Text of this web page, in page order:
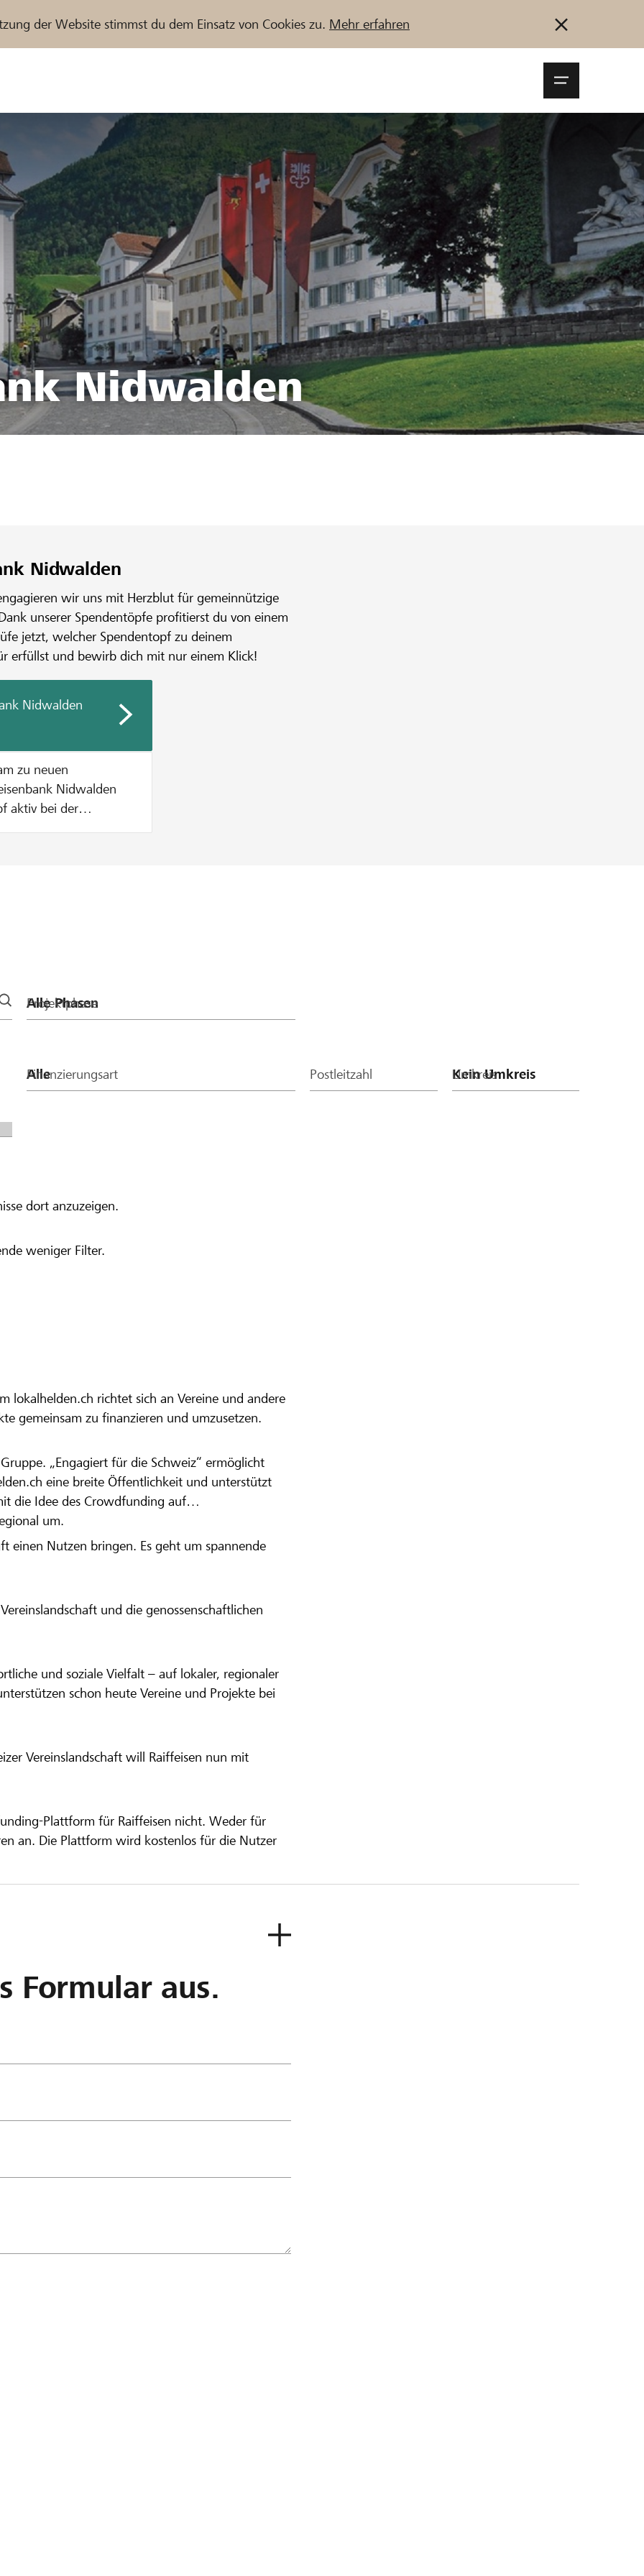
der Website stimmst du dem Einsatz von Cookies zu. Mehr erfahren
/ Raiffeisenbank Anmelden Registrieren
Jetzt starten
Nidwalden
Nidwalden
wir uns mit Herzblut für gemeinnützige
unserer Spendentöpfe profitierst du von einem
jetzt, welcher Spendentopf zu deinem
erfüllst und bewirb dich mit nur einem Klick!
Nidwalden
zu neuen
aktiv bei der
verteilt
wir den Betrag
Projektphase
Finanzierungsart Postleitzahl Umkreis
dort anzuzeigen.
weniger Filter.
lokalhelden.ch richtet sich an Vereine und andere
gemeinsam zu finanzieren und umzusetzen.
„Engagiert für die Schweiz“ ermöglicht
eine breite Öffentlichkeit und unterstützt
die Idee des Crowdfunding auf
um.
einen Nutzen bringen. Es geht um spannende
und die genossenschaftlichen
und soziale Vielfalt – auf lokaler, regionaler
schon heute Vereine und Projekte bei
Vereinslandschaft will Raiffeisen nun mit
Plattform für Raiffeisen nicht. Weder für
an. Die Plattform wird kostenlos für die Nutzer
Formular aus.